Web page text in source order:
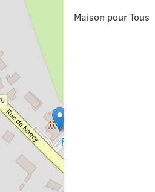
Maison pour Tous